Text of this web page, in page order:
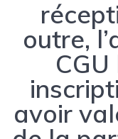
outre,
avoir